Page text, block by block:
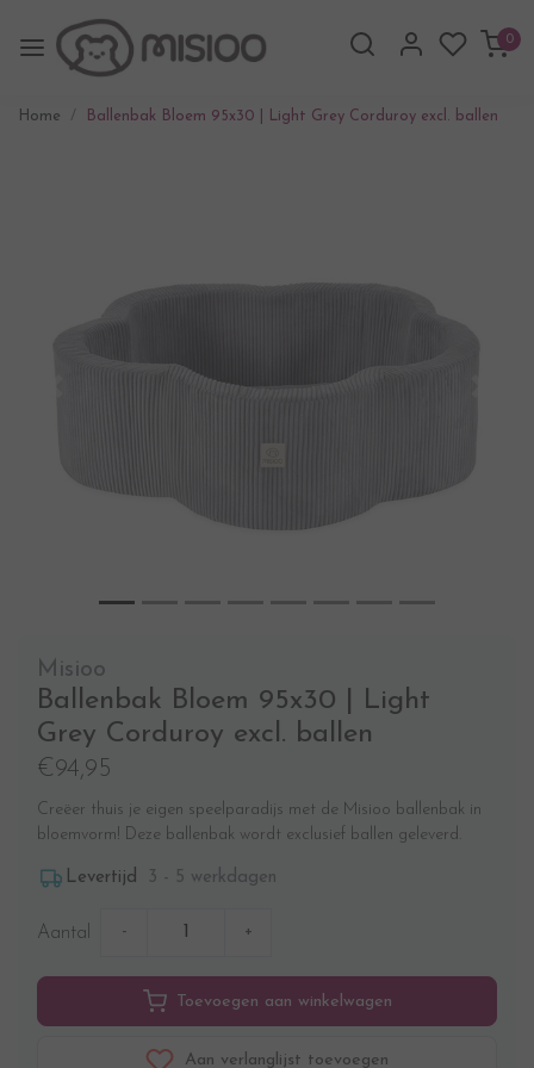
0
Home Ballenbak Bloem 95x30 | Light Grey Corduroy excl. ballen
Misioo
Ballenbak Bloem 95x30 | Light
Grey Corduroy excl. ballen
€94,95
Creëer thuis je eigen speelparadijs met de Misioo ballenbak in
bloemvorm! Deze ballenbak wordt exclusief ballen geleverd.
Levertijd 3 - 5 werkdagen
Aantal - +
Toevoegen aan winkelwagen
Aan verlanglijst toevoegen